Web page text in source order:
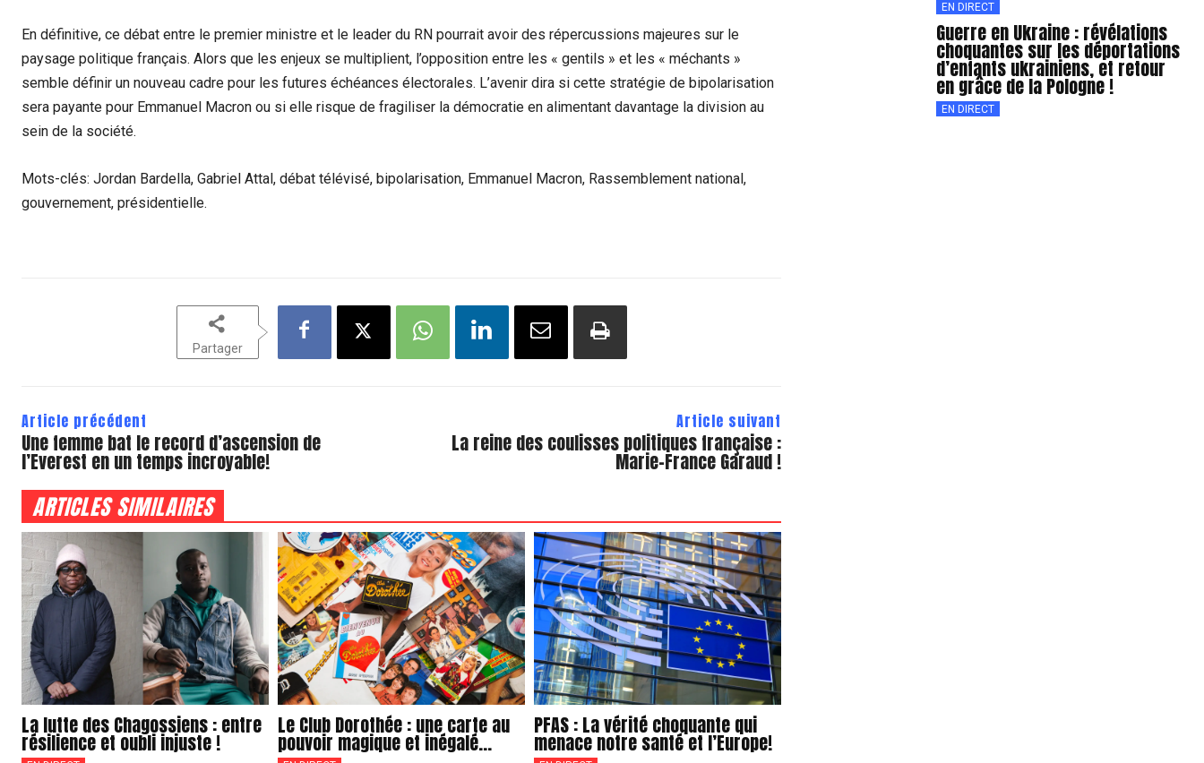
En définitive, ce débat entre le premier ministre et le leader du RN pourrait avoir des répercussions majeures sur le
paysage politique français. Alors que les enjeux se multiplient, l’opposition entre les « gentils » et les « méchants »
semble définir un nouveau cadre pour les futures échéances électorales. L’avenir dira si cette stratégie de bipolarisation
sera payante pour Emmanuel Macron ou si elle risque de fragiliser la démocratie en alimentant davantage la division au
sein de la société.
Mots-clés: Jordan Bardella, Gabriel Attal, débat télévisé, bipolarisation, Emmanuel Macron, Rassemblement national,
gouvernement, présidentielle.
Partager
Article précédent
Une femme bat le record d’ascension de
l’Everest en un temps incroyable!
Article suivant
La reine des coulisses politiques française :
Marie-France Garaud !
ARTICLES SIMILAIRES
La lutte des Chagossiens : entre
résilience et oubli injuste !
Le Club Dorothée : une carte au
pouvoir magique et inégalé...
PFAS : La vérité choquante qui
menace notre santé et l’Europe!
EN DIRECT
Guerre en Ukraine : révélations
choquantes sur les déportations
d’enfants ukrainiens, et retour
en grâce de la Pologne !
EN DIRECT